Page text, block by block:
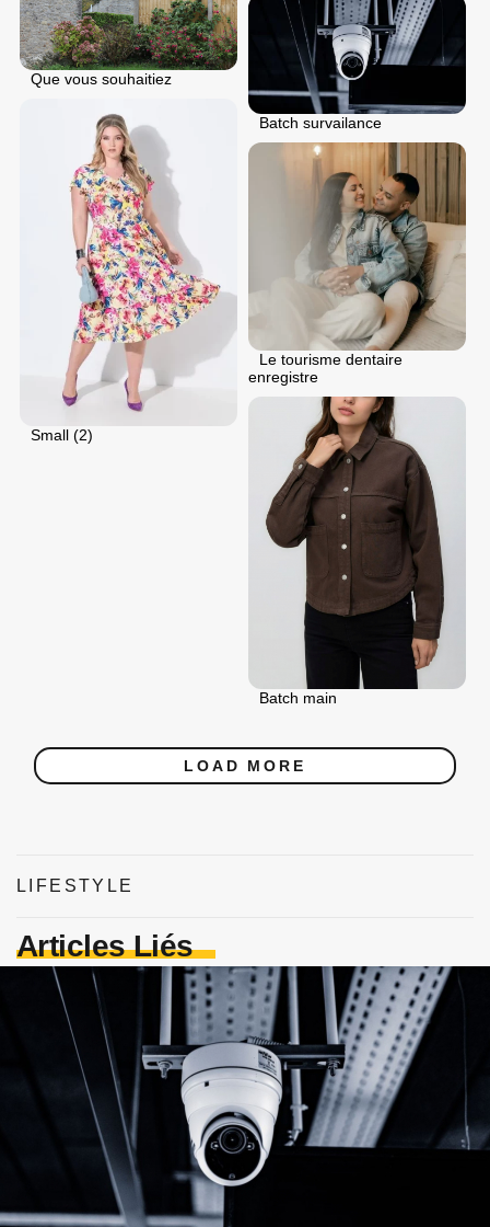
Que vous souhaitiez
Batch survailance
Small (2)
Le tourisme dentaire
enregistre
Batch main
LOAD MORE
LIFESTYLE
Articles Liés